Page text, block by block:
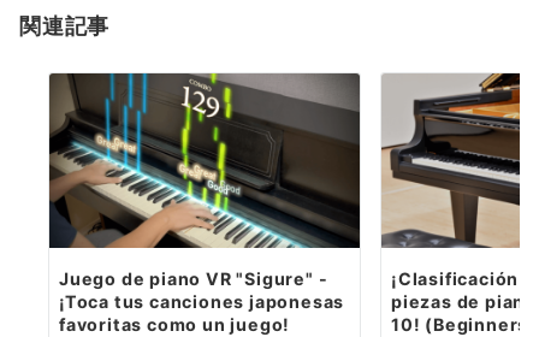
関連記事
Juego de piano VR "Sigure" -
¡Toca tus canciones japonesas
favoritas como un juego!
¡Clasificación
piezas de
10! (Beginners